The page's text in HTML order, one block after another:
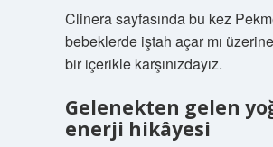
Clinera sayfasında bu kez
bebeklerde iştah açar mı
bir içerikle karşınızdayız.
Gelenekten gelen
enerji hikâyesi